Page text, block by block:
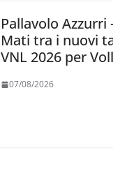
Pallavolo Azzurri
Mati tra i nuovi
VNL 2026 per
07/08/2026